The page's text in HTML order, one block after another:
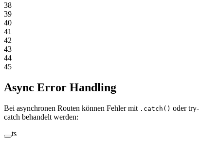
38
39
40
41
42
43
44
45
Async Error Handling
Bei asynchronen Routen können Fehler mit .catch() oder try-
catch behandelt werden:
ts